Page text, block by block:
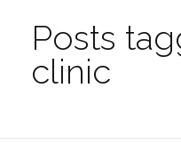
Posts
clinic